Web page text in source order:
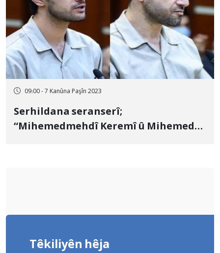
09:00 - 7 Kanûna Paşîn 2023
Serhildana seranserî;
“Mihemedmehdî Keremî û Mihemed
Têkiliyên hêja